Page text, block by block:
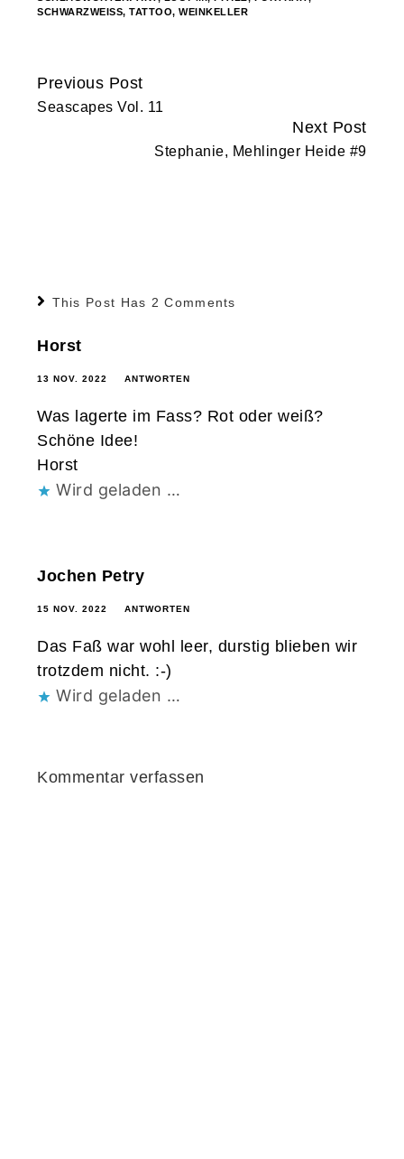
SCHWARZWEISS
,TATTOO,WEINKELLER
Continue
Reading
Previous Post
Seascapes Vol. 11
Next Post
Stephanie, Mehlinger Heide #9
This Post Has 2 Comments
Horst
13 NOV. 2022 ANTWORTEN
Was lagerte im Fass? Rot oder weiß?
Schöne Idee!
Horst
Wird geladen …
Jochen Petry
15 NOV. 2022 ANTWORTEN
Das Faß war wohl leer, durstig blieben wir
trotzdem nicht. :-)
Wird geladen …
Kommentar verfassen